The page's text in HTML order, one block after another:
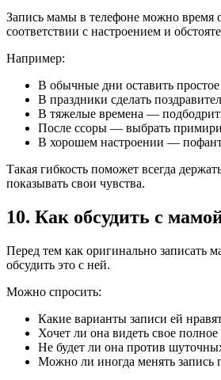
Запись мамы в телефоне можно время
соответствии с настроением и
Например:
В обычные дни оставить
В праздники сделать
В тяжелые времена —
После ссоры — выбрать
В хорошем настроении —
Такая гибкость поможет всегда
показывать свои чувства.
10. Как обсудить с
Перед тем как оригинально записать
обсудить это с ней.
Можно спросить:
Какие варианты записи ей
Хочет ли она видеть свое
Не будет ли она против
Можно ли иногда менять запись